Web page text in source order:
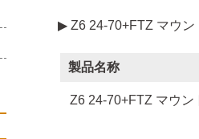
▶ Z6 24-70+FTZ マウン
製品名称
Z6 24-70+FTZ マウン